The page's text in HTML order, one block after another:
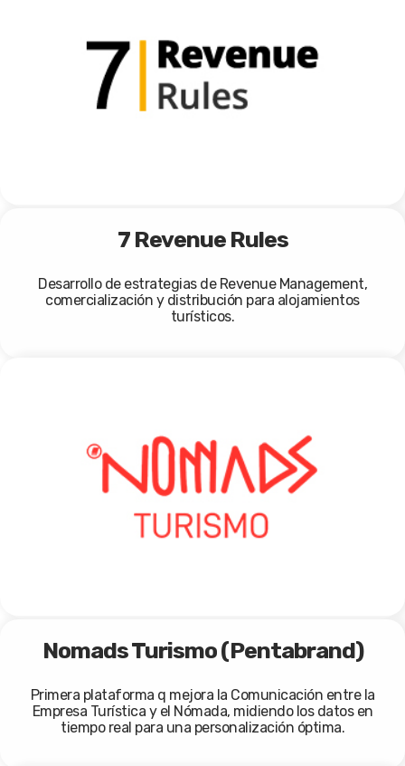
7 Revenue Rules
Desarrollo de estrategias de Revenue Management,
comercialización y distribución para alojamientos
turísticos.
Nomads Turismo (Pentabrand)
Primera plataforma q mejora la Comunicación entre la
Empresa Turística y el Nómada, midiendo los datos en
tiempo real para una personalización óptima.